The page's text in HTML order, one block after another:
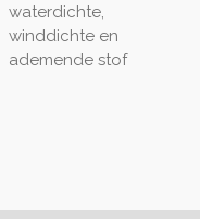
waterdichte,
winddichte en
ademende stof